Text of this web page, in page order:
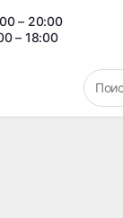
– 20:00
– 18:00